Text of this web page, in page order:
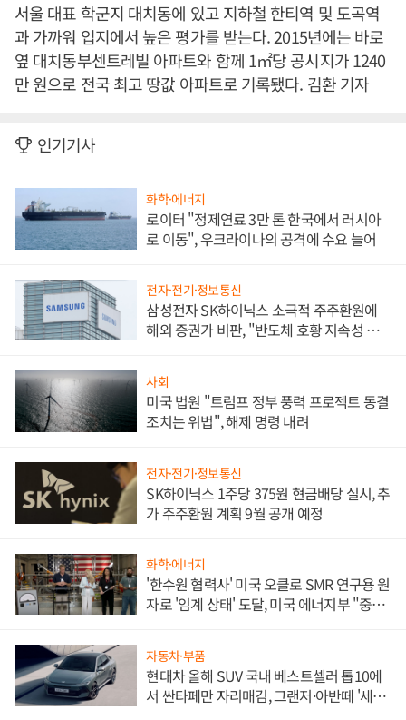
서울 대표 학군지 대치동에 있고 지하철 한티역 및 도곡역
과 가까워 입지에서 높은 평가를 받는다. 2015년에는 바로
옆 대치동부센트레빌 아파트와 함께 1㎡당 공시지가 1240
만 원으로 전국 최고 땅값 아파트로 기록됐다. 김환 기자
인기기사
화학·에너지
로이터 "정제연료 3만 톤 한국에서 러시아
로 이동", 우크라이나의 공격에 수요 늘어
전자·전기·정보통신
삼성전자 SK하이닉스 소극적 주주환원에
해외 증권가 비판, "반도체 호황 지속성 의
사회
미국 법원 "트럼프 정부 풍력 프로젝트 동결
조치는 위법", 해제 명령 내려
전자·전기·정보통신
SK하이닉스 1주당 375원 현금배당 실시, 추
가 주주환원 계획 9월 공개 예정
화학·에너지
'한수원 협력사' 미국 오클로 SMR 연구용 원
자로 '임계 상태' 도달, 미국 에너지부 "중요
자동차·부품
현대차 올해 SUV 국내 베스트셀러 톱10에
서 싼타페만 자리매김, 그랜저·아반떼 '세단